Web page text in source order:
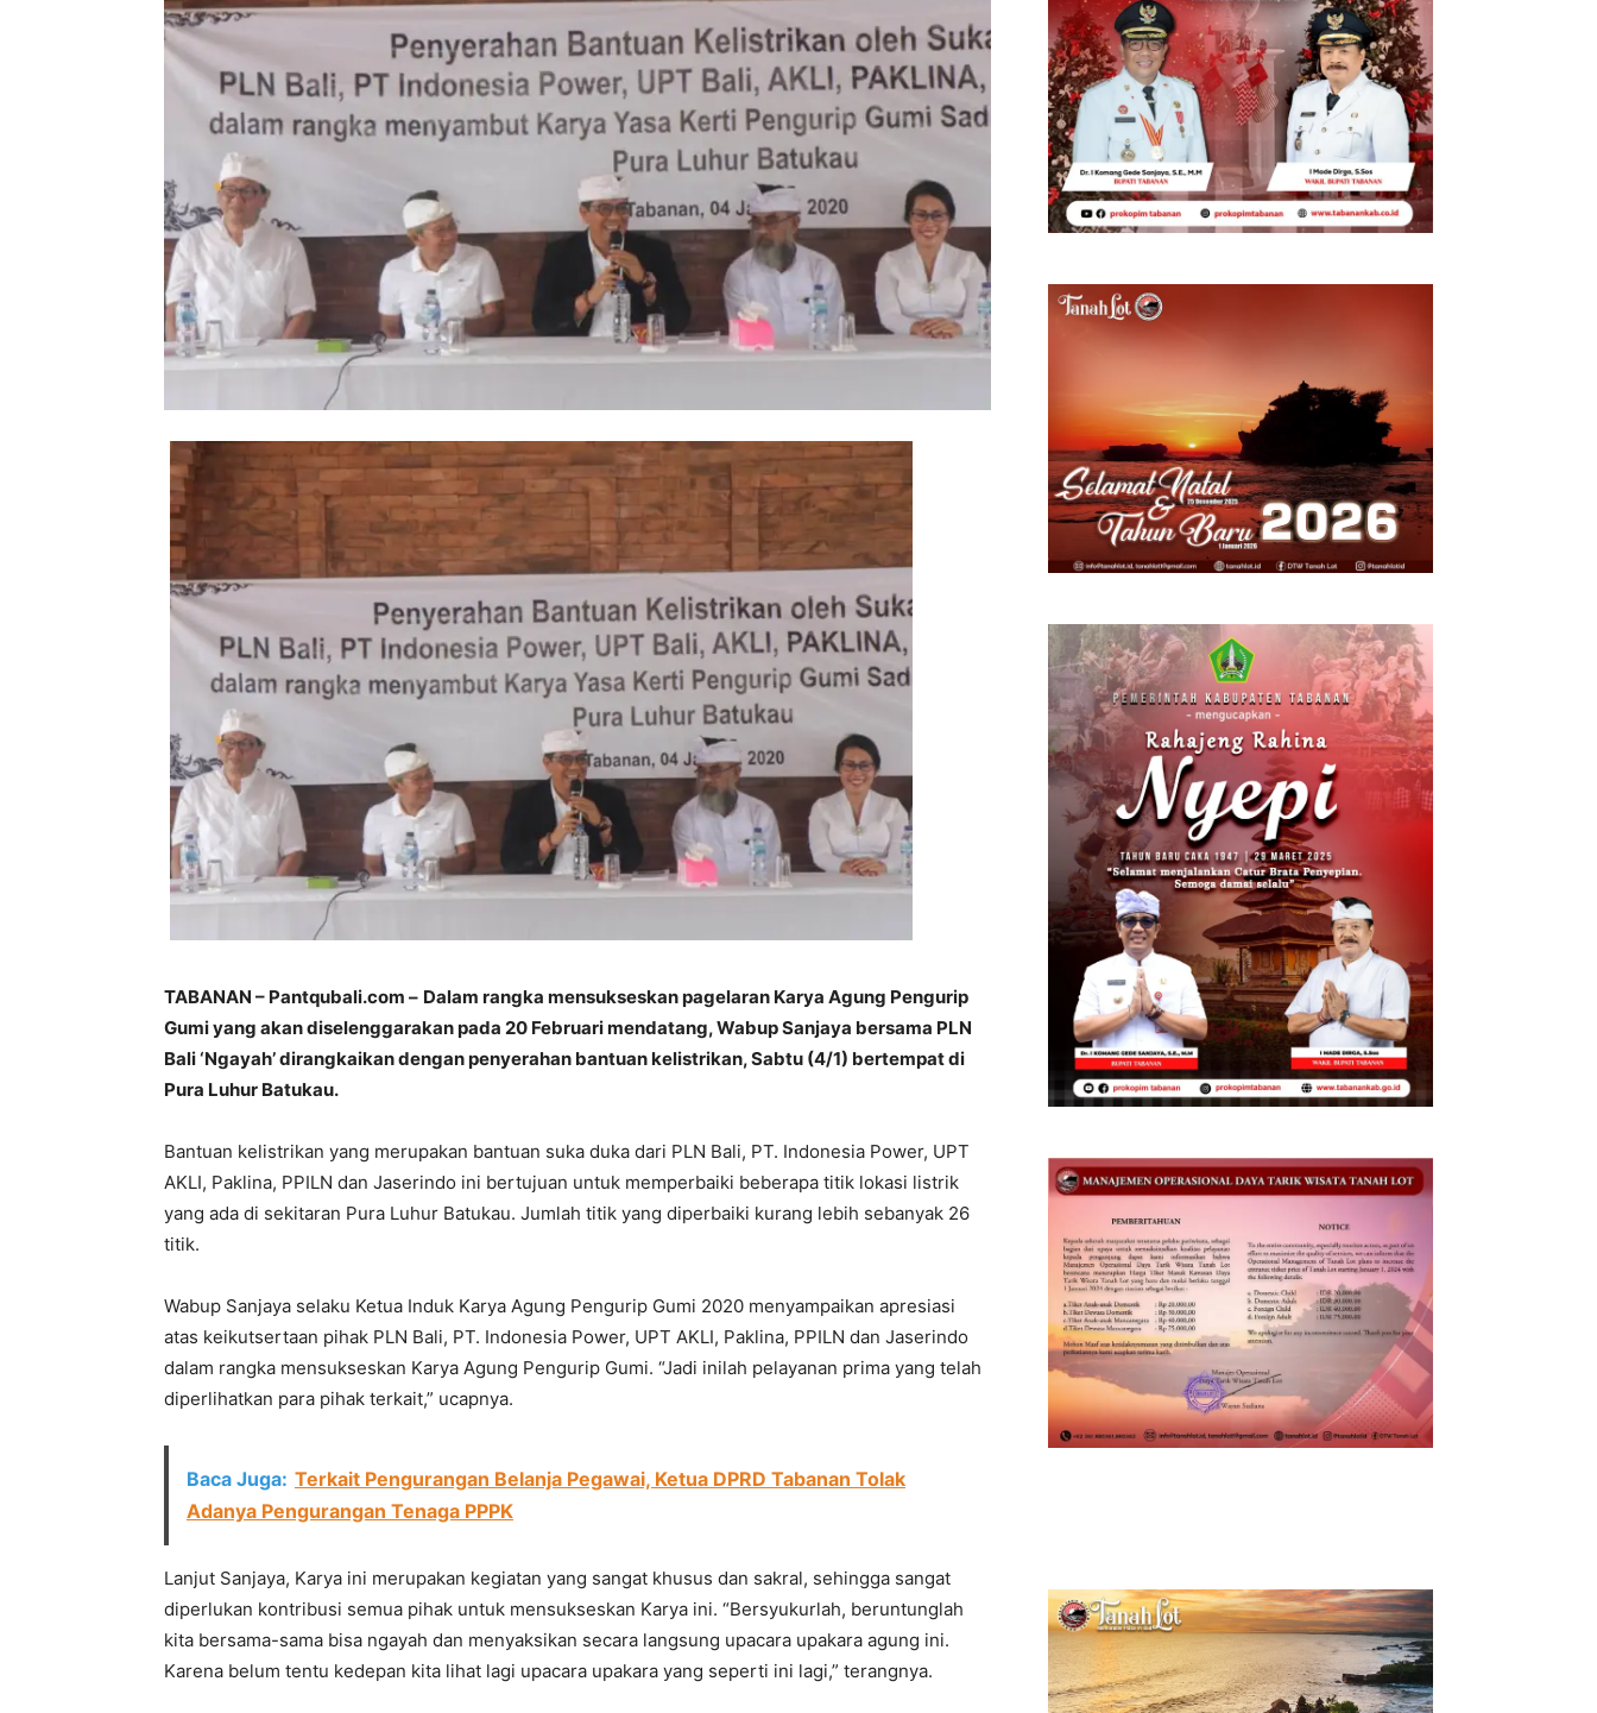
TABANAN – Pantqubali.com – Dalam rangka mensukseskan pagelaran Karya Agung Pengurip
Gumi yang akan diselenggarakan pada 20 Februari mendatang, Wabup Sanjaya bersama PLN
Bali ‘Ngayah’ dirangkaikan dengan penyerahan bantuan kelistrikan, Sabtu (4/1) bertempat di
Pura Luhur Batukau.
Bantuan kelistrikan yang merupakan bantuan suka duka dari PLN Bali, PT. Indonesia Power, UPT
AKLI, Paklina, PPILN dan Jaserindo ini bertujuan untuk memperbaiki beberapa titik lokasi listrik
yang ada di sekitaran Pura Luhur Batukau. Jumlah titik yang diperbaiki kurang lebih sebanyak 26
titik.
Wabup Sanjaya selaku Ketua Induk Karya Agung Pengurip Gumi 2020 menyampaikan apresiasi
atas keikutsertaan pihak PLN Bali, PT. Indonesia Power, UPT AKLI, Paklina, PPILN dan Jaserindo
dalam rangka mensukseskan Karya Agung Pengurip Gumi. “Jadi inilah pelayanan prima yang telah
diperlihatkan para pihak terkait,” ucapnya.
Baca Juga: Terkait Pengurangan Belanja Pegawai, Ketua DPRD Tabanan Tolak
Adanya Pengurangan Tenaga PPPK
Lanjut Sanjaya, Karya ini merupakan kegiatan yang sangat khusus dan sakral, sehingga sangat
diperlukan kontribusi semua pihak untuk mensukseskan Karya ini. “Bersyukurlah, beruntunglah
kita bersama-sama bisa ngayah dan menyaksikan secara langsung upacara upakara agung ini.
Karena belum tentu kedepan kita lihat lagi upacara upakara yang seperti ini lagi,” terangnya.